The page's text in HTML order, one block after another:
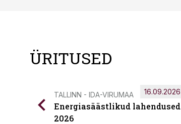
ÜRITUSED
TALLINN - IDA-VIRUMAA
Energiasäästlikud lahendused
2026
16.09.2026